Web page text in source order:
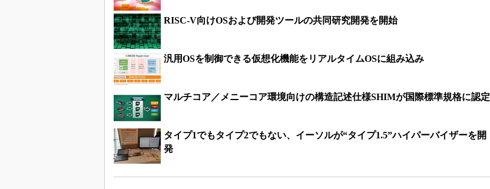
RISC-V向けOSおよび開発ツールの共同研究開発を開始
汎用OSを制御できる仮想化機能をリアルタイムOSに組み込み
マルチコア／メニーコア環境向けの構造記述仕様SHIMが国際標準規格に認定
タイプ1でもタイプ2でもない、イーソルが“タイプ1.5”ハイパーバイザーを開
発